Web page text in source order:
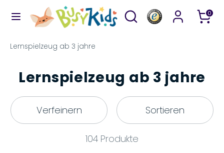
zum
Suchen
Durchsuchen
Sie
unseren
Shop
0
SuchenDurchsuchen
unseren
Shop
Lernspielzeug ab 3 jahre
Lernspielzeug ab 3 jahre
Verfeinern Sortieren
104 Produkte